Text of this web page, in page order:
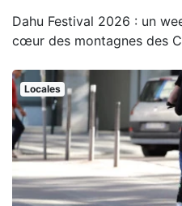
Dahu Festival 2026 : un
cœur des montagnes des
Locales